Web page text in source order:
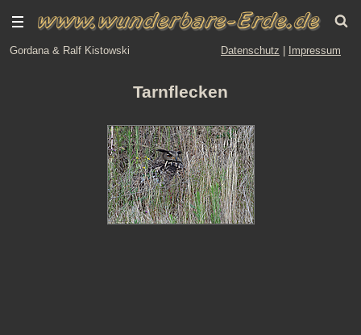
Gordana & Ralf Kistowski Datenschutz Impressum
Tarnflecken